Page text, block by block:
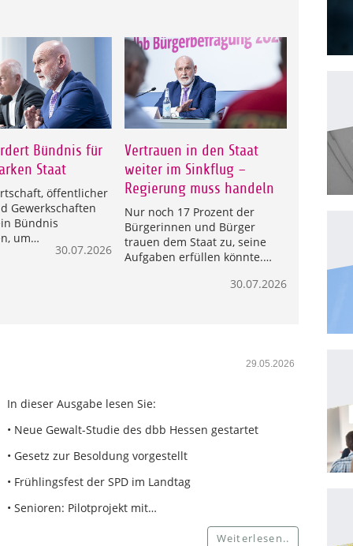
Bündnis für
Staat
öffentlicher
Gewerkschaften
Bündnis
um…
30.07.2026
Vertrauen in den Staat
weiter im Sinkflug –
Regierung muss handeln
Nur noch 17 Prozent der
Bürgerinnen und Bürger
trauen dem Staat zu, seine
Aufgaben erfüllen könnte.…
30.07.2026
29.05.2026
In dieser Ausgabe lesen Sie:
• Neue Gewalt-Studie des dbb Hessen gestartet
• Gesetz zur Besoldung vorgestellt
• Frühlingsfest der SPD im Landtag
• Senioren: Pilotprojekt mit…
Weiterlesen..